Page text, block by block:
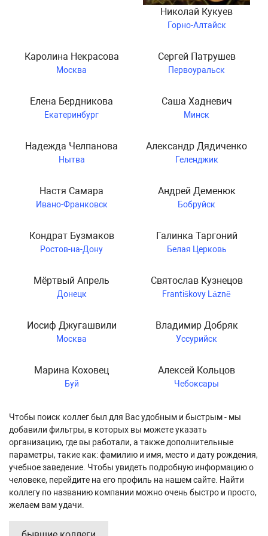
Николай Кукуев
Горно-Алтайск
Каролина Некрасова
Москва
Сергей Патрушев
Первоуральск
Елена Бердникова
Екатеринбург
Саша Хадневич
Минск
Надежда Челпанова
Нытва
Александр Дядиченко
Геленджик
Настя Самара
Ивано-Франковск
Андрей Деменюк
Бобруйск
Кондрат Бузмаков
Ростов-на-Дону
Галинка Таргоний
Белая Церковь
Мёртвый Апрель
Донецк
Святослав Кузнецов
Františkovy Lázně
Иосиф Джугашвили
Москва
Владимир Добряк
Уссурийск
Марина Коховец
Буй
Алексей Кольцов
Чебоксары
Чтобы поиск коллег был для Вас удобным и быстрым - мы
добавили фильтры, в которых вы можете указать
организацию, где вы работали, а также дополнительные
параметры, такие как: фамилию и имя, место и дату рождения,
учебное заведение. Чтобы увидеть подробную информацию о
человеке, перейдите на его профиль на нашем сайте. Найти
коллегу по названию компании можно очень быстро и просто,
желаем вам удачи.